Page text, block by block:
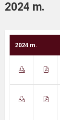
2024 m.
2024 m.